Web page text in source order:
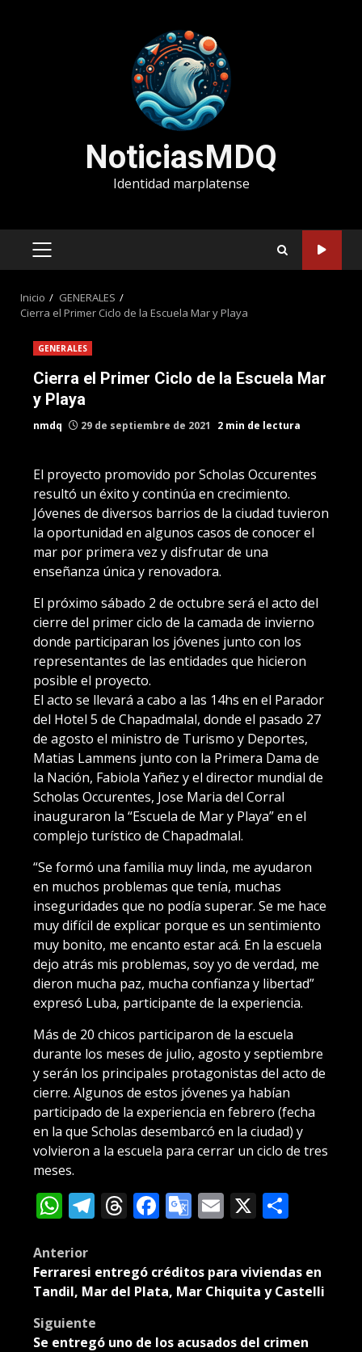
NoticiasMDQ
Identidad marplatense
MENÚ
Inicio
GENERALES
Cierra el Primer Ciclo de la Escuela Mar y Playa
GENERALES
Cierra el Primer Ciclo de la Escuela Mar
y Playa
nmdq 29 de septiembre de 2021 2 min de lectura
El proyecto promovido por Scholas Occurentes
resultó un éxito y continúa en crecimiento.
Jóvenes de diversos barrios de la ciudad tuvieron
la oportunidad en algunos casos de conocer el
mar por primera vez y disfrutar de una
enseñanza única y renovadora.
El próximo sábado 2 de octubre será el acto del
cierre del primer ciclo de la camada de invierno
donde participaran los jóvenes junto con los
representantes de las entidades que hicieron
posible el proyecto.
El acto se llevará a cabo a las 14hs en el Parador
del Hotel 5 de Chapadmalal, donde el pasado 27
de agosto el ministro de Turismo y Deportes,
Matias Lammens junto con la Primera Dama de
la Nación, Fabiola Yañez y el director mundial de
Scholas Occurentes, Jose Maria del Corral
inauguraron la “Escuela de Mar y Playa” en el
complejo turístico de Chapadmalal.
“Se formó una familia muy linda, me ayudaron
en muchos problemas que tenía, muchas
inseguridades que no podía superar. Se me hace
muy difícil de explicar porque es un sentimiento
muy bonito, me encanto estar acá. En la escuela
dejo atrás mis problemas, soy yo de verdad, me
dieron mucha paz, mucha confianza y libertad”
expresó Luba, participante de la experiencia.
Más de 20 chicos participaron de la escuela
durante los meses de julio, agosto y septiembre
y serán los principales protagonistas del acto de
cierre. Algunos de estos jóvenes ya habían
participado de la experiencia en febrero (fecha
en la que Scholas desembarcó en la ciudad) y
volvieron a la escuela para cerrar un ciclo de tres
meses.
WhatsApp
Telegram
Threads
Facebook
Google
Email
X
Post
navigation
Anterior
Ferraresi entregó créditos para viviendas en
Tandil, Mar del Plata, Mar Chiquita y Castelli
Siguiente
Se entregó uno de los acusados del crimen